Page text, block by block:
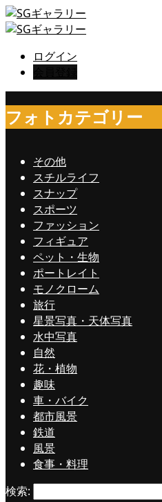
ログイン
フォトカテゴリー
その他
スチルライフ
スナップ
スポーツ
ファッション
フィギュア
ペット・生物
ポートレイト
モノクローム
旅行
星景写真・天体写真
水中写真
自然
花・植物
趣味
車・バイク
都市風景
鉄道
風景
食事・料理
検索: